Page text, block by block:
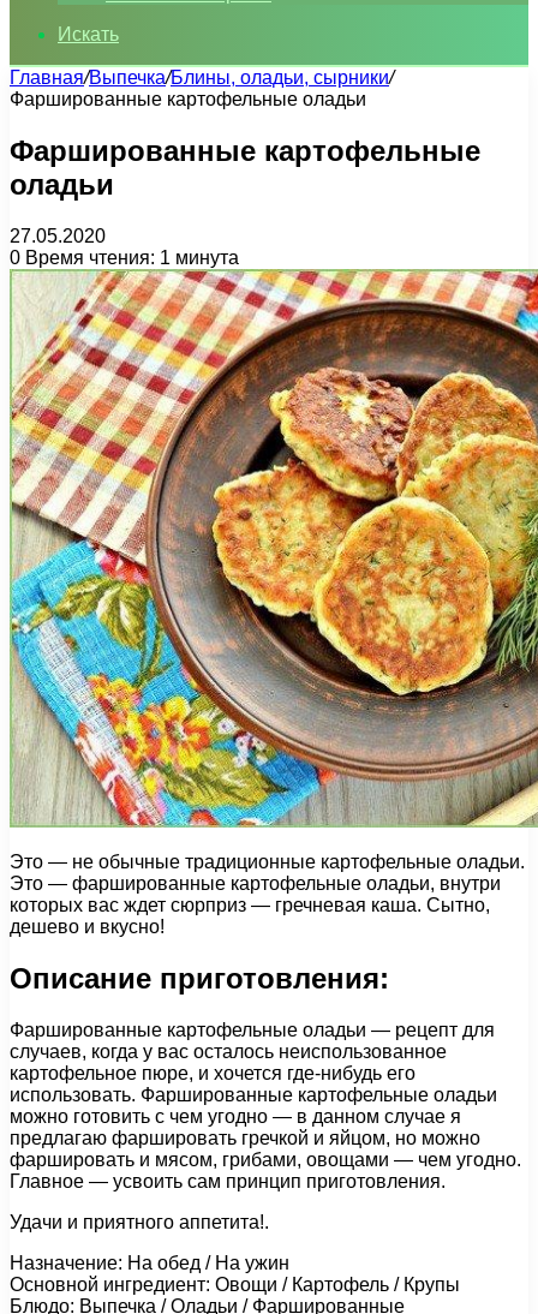
Искать
Главная/Выпечка/Блины, оладьи, сырники/
Фаршированные картофельные оладьи
Фаршированные картофельные
оладьи
27.05.2020
0 Время чтения: 1 минута
Это — не обычные традиционные картофельные оладьи.
Это — фаршированные картофельные оладьи, внутри
которых вас ждет сюрприз — гречневая каша. Сытно,
дешево и вкусно!
Описание приготовления:
Фаршированные картофельные оладьи — рецепт для
случаев, когда у вас осталось неиспользованное
картофельное пюре, и хочется где-нибудь его
использовать. Фаршированные картофельные оладьи
можно готовить с чем угодно — в данном случае я
предлагаю фаршировать гречкой и яйцом, но можно
фаршировать и мясом, грибами, овощами — чем угодно.
Главное — усвоить сам принцип приготовления.
Удачи и приятного аппетита!.
Назначение: На обед / На ужин
Основной ингредиент: Овощи / Картофель / Крупы
Блюдо: Выпечка / Оладьи / Фаршированные